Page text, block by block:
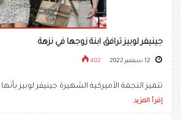
جينيفر لوبيز ترافق ابنة زوجها في نزهة
402
تتميز النجمة الأميركية الشهيرة ​جينيفر لوبيز​
إقرأ المزيد